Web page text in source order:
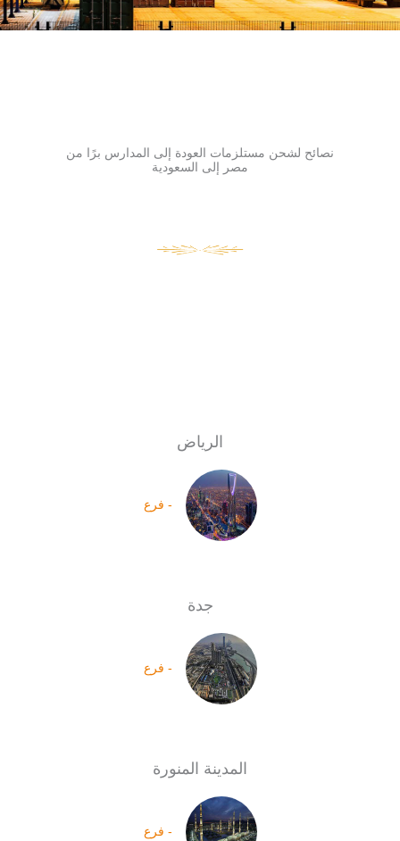
نصائح لشحن مستلزمات العودة إلى المدارس برًا من
مصر إلى السعودية
الرياض
- فرع
جدة
- فرع
المدينة المنورة
- فرع